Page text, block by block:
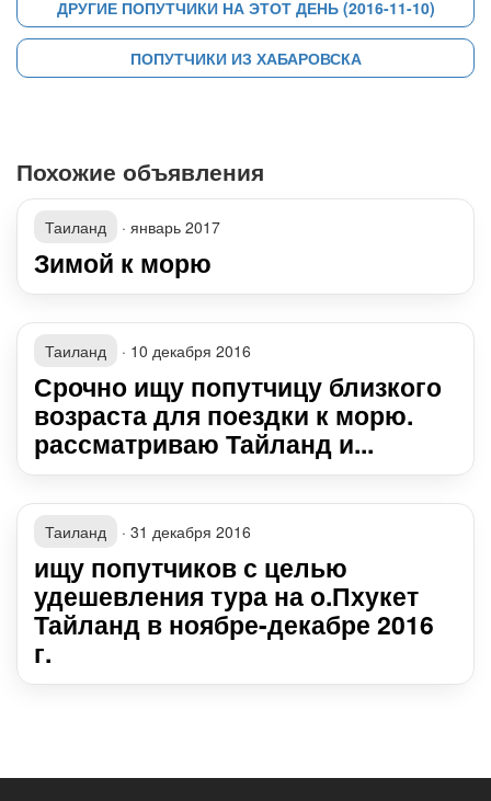
ДРУГИЕ ПОПУТЧИКИ НА ЭТОТ ДЕНЬ (2016-11-10)
ПОПУТЧИКИ ИЗ ХАБАРОВСКА
Похожие объявления
Таиланд · январь 2017
Зимой к морю
Таиланд · 10 декабря 2016
Срочно ищу попутчицу близкого
возраста для поездки к морю.
рассматриваю Тайланд и...
Таиланд · 31 декабря 2016
ищу попутчиков с целью
удешевления тура на о.Пхукет
Тайланд в ноябре-декабре 2016
г.